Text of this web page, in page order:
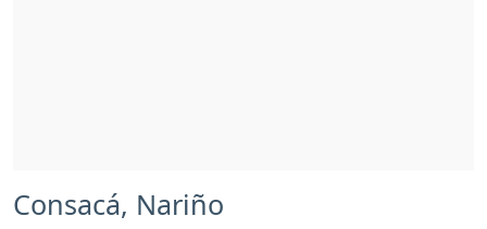
Consacá, Nariño